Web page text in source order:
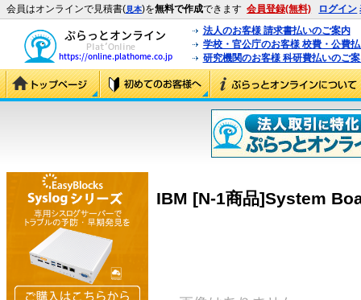
会員はオンラインで見積書(見本)を無料で作成できます 会員登録(無料) ログイン
法人のお客様 請求書払いのご案内
学校・官公庁のお客様 校費・公費
研究機関のお客様 科研費払いのご
IBM [N-1商品]System